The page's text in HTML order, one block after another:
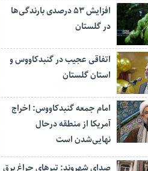
افزایش ۵۳ درصدی بارندگی‌ها
در گلستان
اتفاقی عجیب در‌ گنبدکاووس و
استان گلستان
امام جمعه گنبدکاووس: اخراج
آمریکا از منطقه درحال
نهایی‌شدن است
صدای شهروند: تیرهای چراغ برق